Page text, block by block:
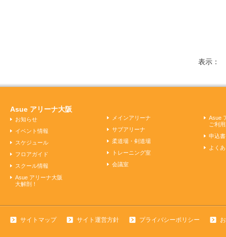
表示：
Asue アリーナ大阪
お知らせ
イベント情報
スケジュール
フロアガイド
スクール情報
Asue アリーナ大阪
大解剖！
メインアリーナ
サブアリーナ
柔道場・剣道場
トレーニング室
会議室
Asue
ご利
申込
よく
サイトマップ サイト運営方針 プライバシーポリシー